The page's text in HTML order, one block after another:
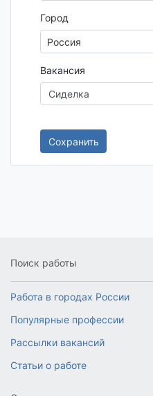
Город
Россия
Вакансия
Сохранить
Поиск работы
Работа в городах России
Популярные профессии
Рассылки вакансий
Статьи о работе